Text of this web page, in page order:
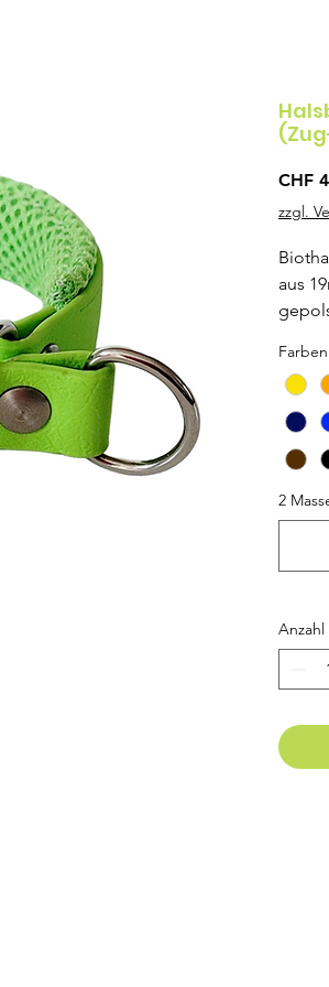
CHF
zzgl.
aus
Mit
breit.
Als
Farben
2
Anzahl